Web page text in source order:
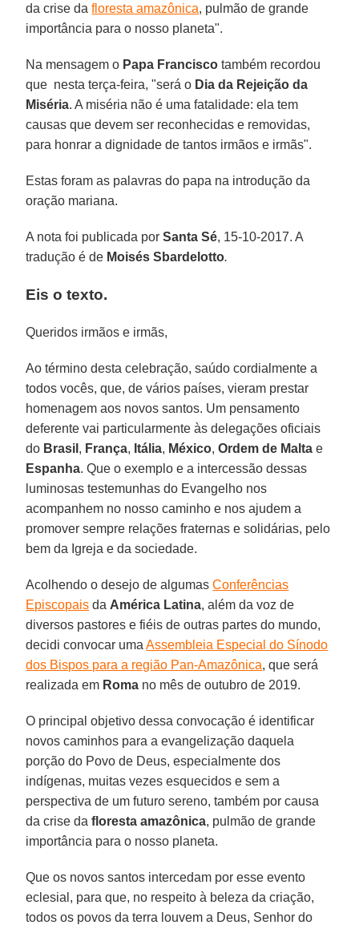
da crise dafloresta amazônica, pulmão de grande
importância para o nosso planeta".
Na mensagem o Papa Francisco também recordou
que nesta terça-feira, "será o Dia da Rejeição da
Miséria. A miséria não é uma fatalidade: ela tem
causas que devem ser reconhecidas e removidas,
para honrar a dignidade de tantos irmãos e irmãs".
Estas foram as palavras do papa na introdução da
oração mariana.
A nota foi publicada porSanta Sé, 15-10-2017. A
tradução é de Moisés Sbardelotto.
Eis o texto.
Queridos irmãos e irmãs,
Ao término desta celebração, saúdo cordialmente a
todos vocês, que, de vários países, vieram prestar
homenagem aos novos santos. Um pensamento
deferente vai particularmente às delegações oficiais
do Brasil , França, Itália, México,Ordem de Malta e
Espanha. Que o exemplo e a intercessão dessas
luminosas testemunhas do Evangelho nos
acompanhem no nosso caminho e nos ajudem a
promover sempre relações fraternas e solidárias, pelo
bem da Igreja e da sociedade.
Acolhendo o desejo de algumasConferências
Episcopais da América Latina, além da voz de
diversos pastores e fiéis de outras partes do mundo,
decidi convocar umaAssembleia Especial do Sínodo
dos Bispos para a região Pan-Amazônica, que será
realizada em Roma no mês de outubro de 2019.
O principal objetivo dessa convocação é identificar
novos caminhos para a evangelização daquela
porção do Povo de Deus, especialmente dos
indígenas, muitas vezes esquecidos e sem a
perspectiva de um futuro sereno, também por causa
da crise dafloresta amazônica, pulmão de grande
importância para o nosso planeta.
Que os novos santos intercedam por esse evento
eclesial, para que, no respeito à beleza da criação,
todos os povos da terra louvem a Deus, Senhor do